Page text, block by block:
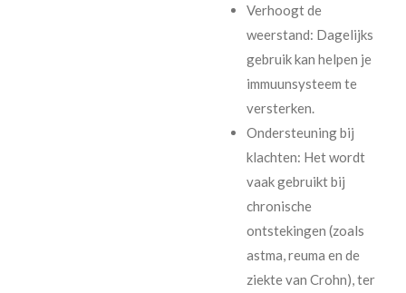
Verhoogt de
weerstand: Dagelijks
gebruik kan helpen je
immuunsysteem te
versterken.
Ondersteuning bij
klachten: Het wordt
vaak gebruikt bij
chronische
ontstekingen (zoals
astma, reuma en de
ziekte van Crohn), ter